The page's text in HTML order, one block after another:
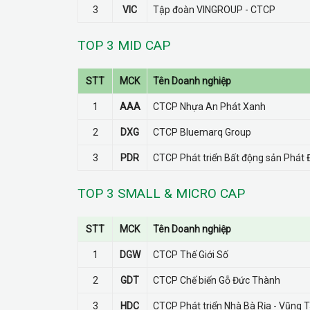
3 VIC Tập đoàn VINGROUP - CTCP
TOP 3 MID CAP
STT MCK Tên Doanh nghiệp
1 AAA CTCP Nhựa An Phát Xanh
2 DXG CTCP Bluemarq Group
3 PDR CTCP Phát triển Bất động sản Phát
TOP 3 SMALL & MICRO CAP
STT MCK Tên Doanh nghiệp
1 DGW CTCP Thế Giới Số
2 GDT CTCP Chế biến Gỗ Đức Thành
3 HDC CTCP Phát triển Nhà Bà Rịa - Vũng